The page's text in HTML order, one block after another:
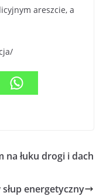
areszcie, a
na łuku drogi i dach
energetyczny